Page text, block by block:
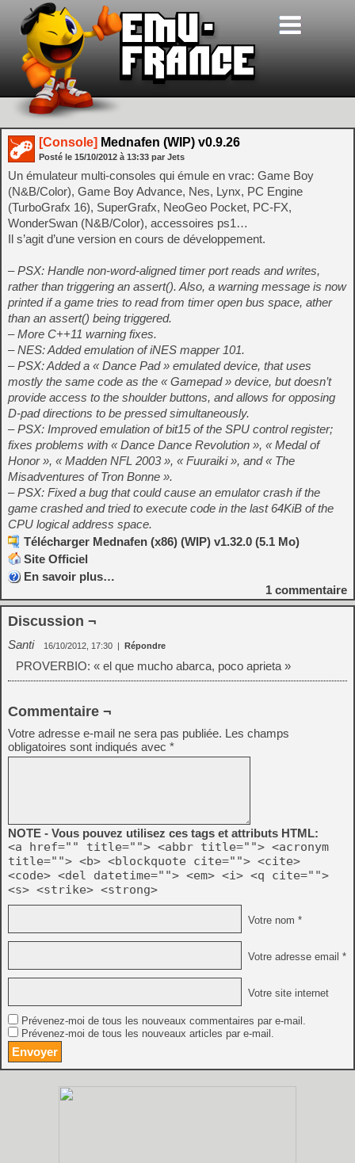
[Console] Mednafen (WIP) v0.9.26
Posté le 15/10/2012 à 13:33 par Jets
Un émulateur multi-consoles qui émule en vrac: Game Boy
(N&B/Color), Game Boy Advance, Nes, Lynx, PC Engine
(TurboGrafx 16), SuperGrafx, NeoGeo Pocket, PC-FX,
WonderSwan (N&B/Color), accessoires ps1…
Il s’agit d’une version en cours de développement.
– PSX: Handle non-word-aligned timer port reads and writes,
rather than triggering an assert(). Also, a warning message is now
printed if a game tries to read from timer open bus space, ather
than an assert() being triggered.
– More C++11 warning fixes.
– NES: Added emulation of iNES mapper 101.
– PSX: Added a « Dance Pad » emulated device, that uses
mostly the same code as the « Gamepad » device, but doesn’t
provide access to the shoulder buttons, and allows for opposing
D-pad directions to be pressed simultaneously.
– PSX: Improved emulation of bit15 of the SPU control register;
fixes problems with « Dance Dance Revolution », « Medal of
Honor », « Madden NFL 2003 », « Fuuraiki », and « The
Misadventures of Tron Bonne ».
– PSX: Fixed a bug that could cause an emulator crash if the
game crashed and tried to execute code in the last 64KiB of the
CPU logical address space.
Télécharger Mednafen (x86) (WIP) v1.32.0 (5.1 Mo)
Site Officiel
En savoir plus…
1 commentaire
Discussion ¬
Santi 16/10/2012, 17:30 | Répondre
PROVERBIO: « el que mucho abarca, poco aprieta »
Commentaire ¬
Votre adresse e-mail ne sera pas publiée. Les champs
obligatoires sont indiqués avec *
NOTE - Vous pouvez utilisez ces tags et attributs HTML:
<a href="" title=""> <abbr title=""> <acronym
title=""> <b> <blockquote cite=""> <cite>
<code> <del datetime=""> <em> <i> <q cite="">
<s> <strike> <strong>
Votre nom *
Votre adresse email *
Votre site internet
Prévenez-moi de tous les nouveaux commentaires par e-mail.
Prévenez-moi de tous les nouveaux articles par e-mail.